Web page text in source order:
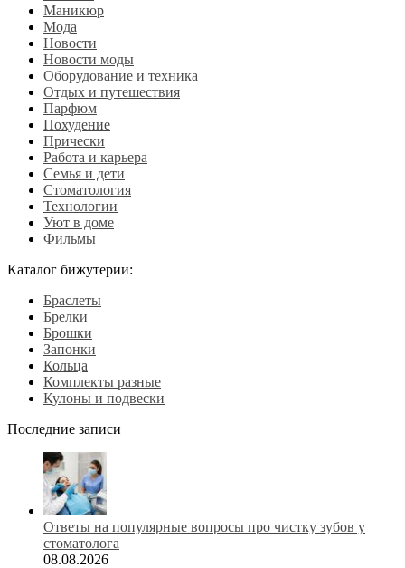
Маникюр
Мода
Новости
Новости моды
Оборудование и техника
Отдых и путешествия
Парфюм
Похудение
Прически
Работа и карьера
Семья и дети
Стоматология
Технологии
Уют в доме
Фильмы
Каталог бижутерии:
Браслеты
Брелки
Брошки
Запонки
Кольца
Комплекты разные
Кулоны и подвески
Последние записи
Ответы на популярные вопросы про чистку зубов у
стоматолога
08.08.2026